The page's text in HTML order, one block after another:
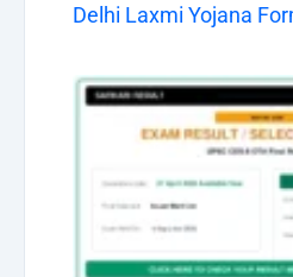
Delhi Laxmi Yojana